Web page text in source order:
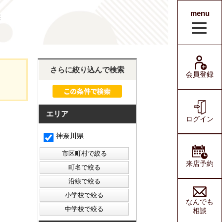
menu
会員登録
ログイン
来店予約
なんでも
相談
さらに絞り込んで検索
エリア
神奈川県